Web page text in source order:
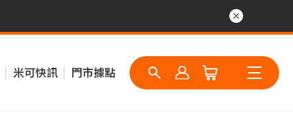
米可快訊 門市據點